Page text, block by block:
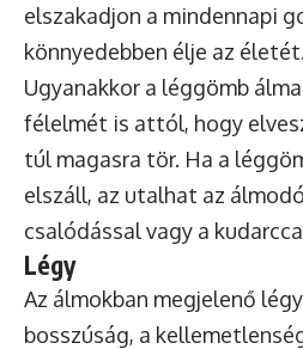
elszakadjon a mindennapi
könnyedebben élje az életét.
Ugyanakkor a léggömb
félelmét is attól, hogy
túl magasra tör. Ha a
elszáll, az utalhat az
csalódással vagy a
Légy
Az álmokban megjelenő
bosszúság, a